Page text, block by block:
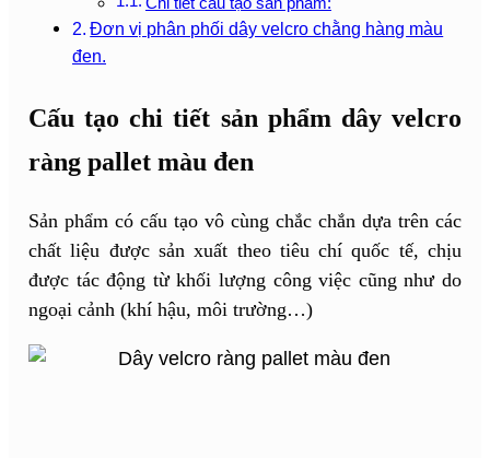
Đơn vị phân phối dây velcro chằng hàng màu
đen.
Cấu tạo chi tiết sản phẩm dây velcro
ràng pallet màu đen
Sản phẩm có cấu tạo vô cùng chắc chắn dựa trên các
chất liệu được sản xuất theo tiêu chí quốc tế, chịu
được tác động từ khối lượng công việc cũng như do
ngoại cảnh (khí hậu, môi trường…)